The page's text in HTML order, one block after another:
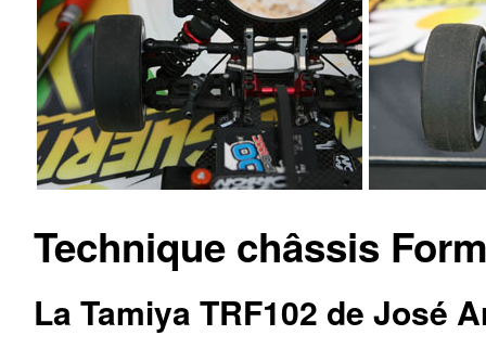
Technique châssis
La Tamiya TRF102 de José